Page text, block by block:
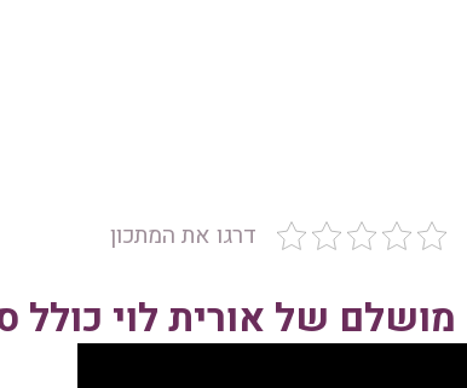
דרגו את המתכון
של אורית לוי כולל